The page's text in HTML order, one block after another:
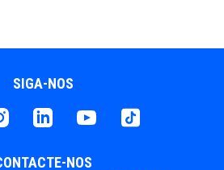
SIGA-NOS
LinkedInYoutube Tiktok
NOS